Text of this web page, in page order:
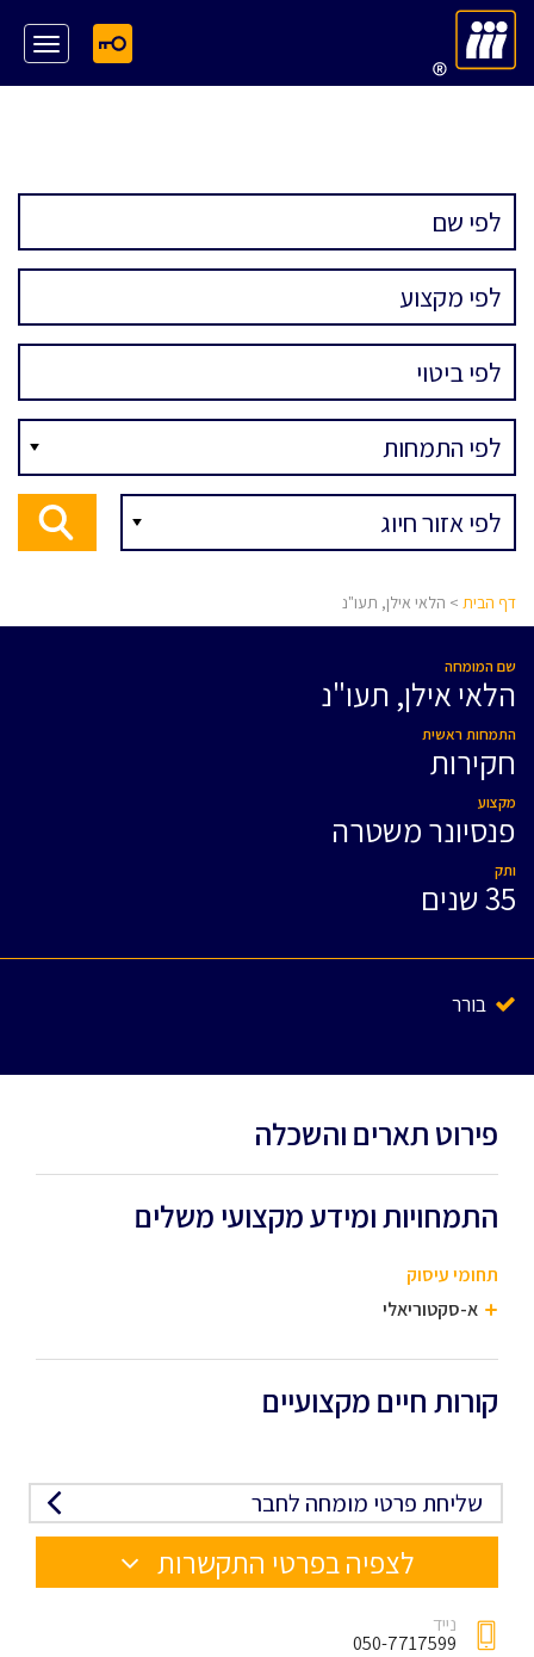
דף הבית > הלאי אילן, תעו"נ
שם המומחה
הלאי אילן, תעו"נ
התמחות ראשית
חקירות
מקצוע
פנסיונר משטרה
ותק
35 שנים
בורר
פירוט תארים והשכלה
התמחויות ומידע מקצועי משלים
תחומי עיסוק
א-סקטוריאלי
קורות חיים מקצועיים
שליחת פרטי מומחה לחבר
לצפיה בפרטי התקשרות
נייד
050-7717599